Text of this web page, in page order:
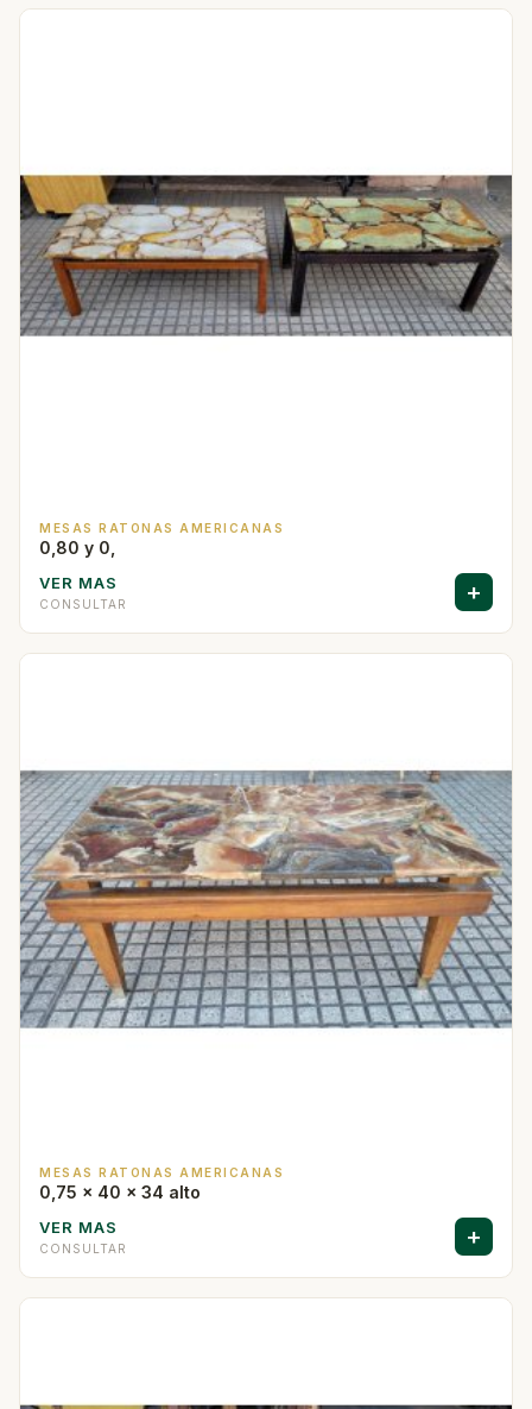
MESAS RATONAS AMERICANAS
0,80 y 0,
VER MAS
CONSULTAR +
MESAS RATONAS AMERICANAS
0,75 x 40 x 34 alto
VER MAS
CONSULTAR +